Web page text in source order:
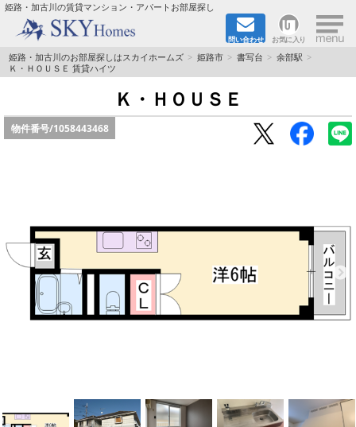
姫路・加古川の賃貸マンション・アパートお部屋探し
問い合わせ お気に入り ×
TOPページ
都市ガス·オール電化
☆新築物件☆
☆ネット無料☆
路線·駅から探す
地域から探す
スタッフ紹介
姫路・加古川のお部屋探しはスカイホームズ 姫路市 書写台
余部駅
Ｋ・ＨＯＵＳＥ 賃貸ハイツ
Ｋ・ＨＯＵＳＥ
物件番号/1058443468